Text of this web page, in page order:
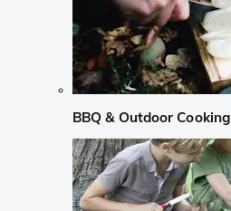
BBQ & Outdoor Cooking